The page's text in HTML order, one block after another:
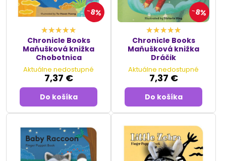
8%
Chronicle Books
Maňušková knižka
Chobotnica
Aktuálne nedostupné
7,37 €
Do košíka
8%
Chronicle Books
Maňušková knižka
Dráčik
Aktuálne nedostupné
7,37 €
Do košíka